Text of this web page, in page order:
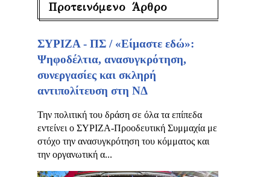
Προτεινόμενο Άρθρο
ΣΥΡΙΖΑ - ΠΣ / «Είμαστε εδώ»:
Ψηφοδέλτια, ανασυγκρότηση,
συνεργασίες και σκληρή
αντιπολίτευση στη ΝΔ
Την πολιτική του δράση σε όλα τα επίπεδα
εντείνει ο ΣΥΡΙΖΑ-Προοδευτική Συμμαχία με
στόχο την ανασυγκρότηση του κόμματος και
την οργανωτική α...